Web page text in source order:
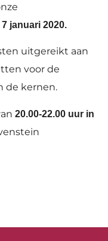
januari 2020.
uitgereikt aan
voor de
de kernen.
20.00-22.00 uur in